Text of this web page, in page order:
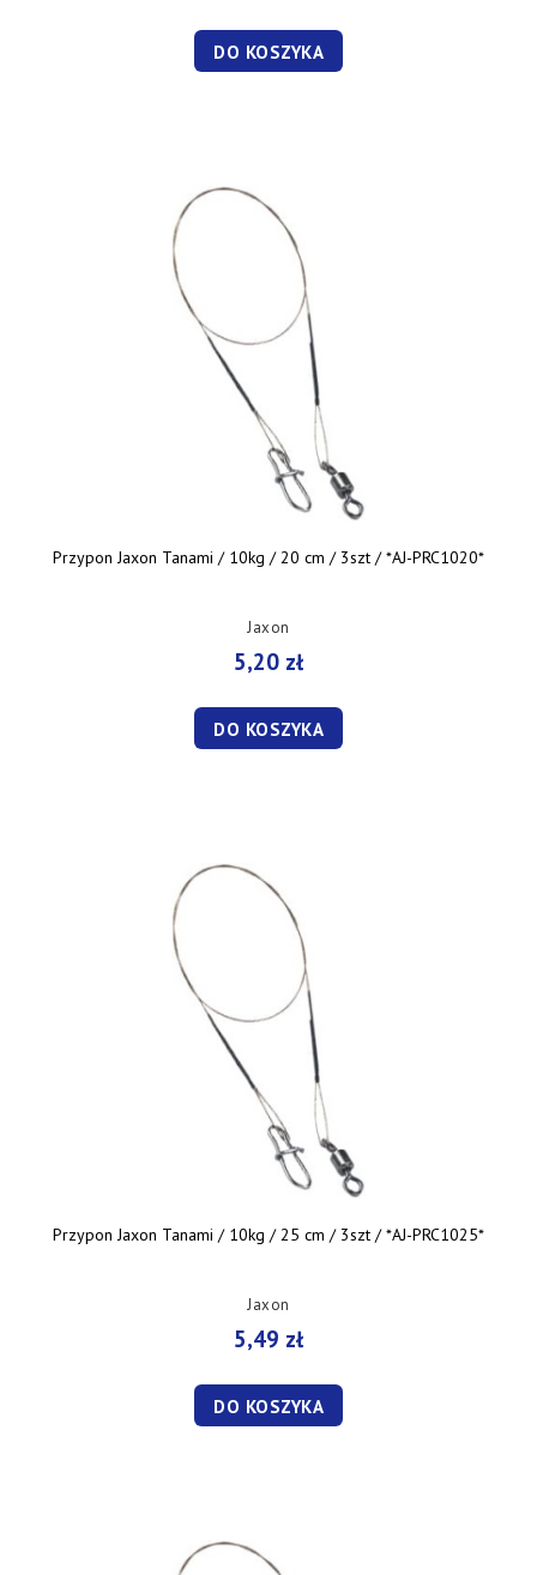
DO KOSZYKA
Przypon Jaxon Tanami / 10kg / 20 cm / 3szt / *AJ-PRC1020*
Jaxon
5,20 zł
DO KOSZYKA
Przypon Jaxon Tanami / 10kg / 25 cm / 3szt / *AJ-PRC1025*
Jaxon
5,49 zł
DO KOSZYKA